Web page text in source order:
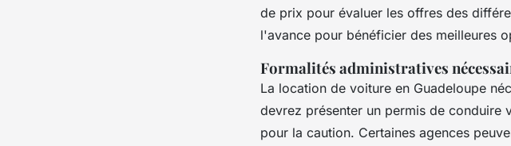
de prix pour évaluer les offres des
l'avance pour bénéficier des meilleures
Formalités administratives
La location de voiture en Guadeloupe
devrez présenter un permis de
pour la caution. Certaines agences